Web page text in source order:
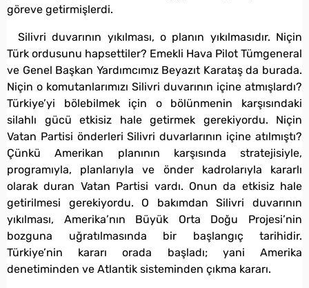
göreve getirmişlerdi.
Silivri duvarının yıkılması, o planın yıkılmasıdır. Niçin
Türk ordusunu hapsettiler? Emekli Hava Pilot Tümgeneral
ve Genel Başkan Yardımcımız Beyazıt Karataş da burada.
Niçin o komutanlarımızı Silivri duvarının içine atmışlardı?
Türkiye’yi bölebilmek için o bölünmenin karşısındaki
silahlı gücü etkisiz hale getirmek gerekiyordu. Niçin
Vatan Partisi önderleri Silivri duvarlarının içine atılmıştı?
Çünkü Amerikan planının karşısında stratejisiyle,
programıyla, planlarıyla ve önder kadrolarıyla kararlı
olarak duran Vatan Partisi vardı. Onun da etkisiz hale
getirilmesi gerekiyordu. O bakımdan Silivri duvarının
yıkılması, Amerika’nın Büyük Orta Doğu Projesi’nin
bozguna uğratılmasında bir başlangıç tarihidir.
Türkiye’nin kararı orada başladı; yani Amerika
denetiminden ve Atlantik sisteminden çıkma kararı.